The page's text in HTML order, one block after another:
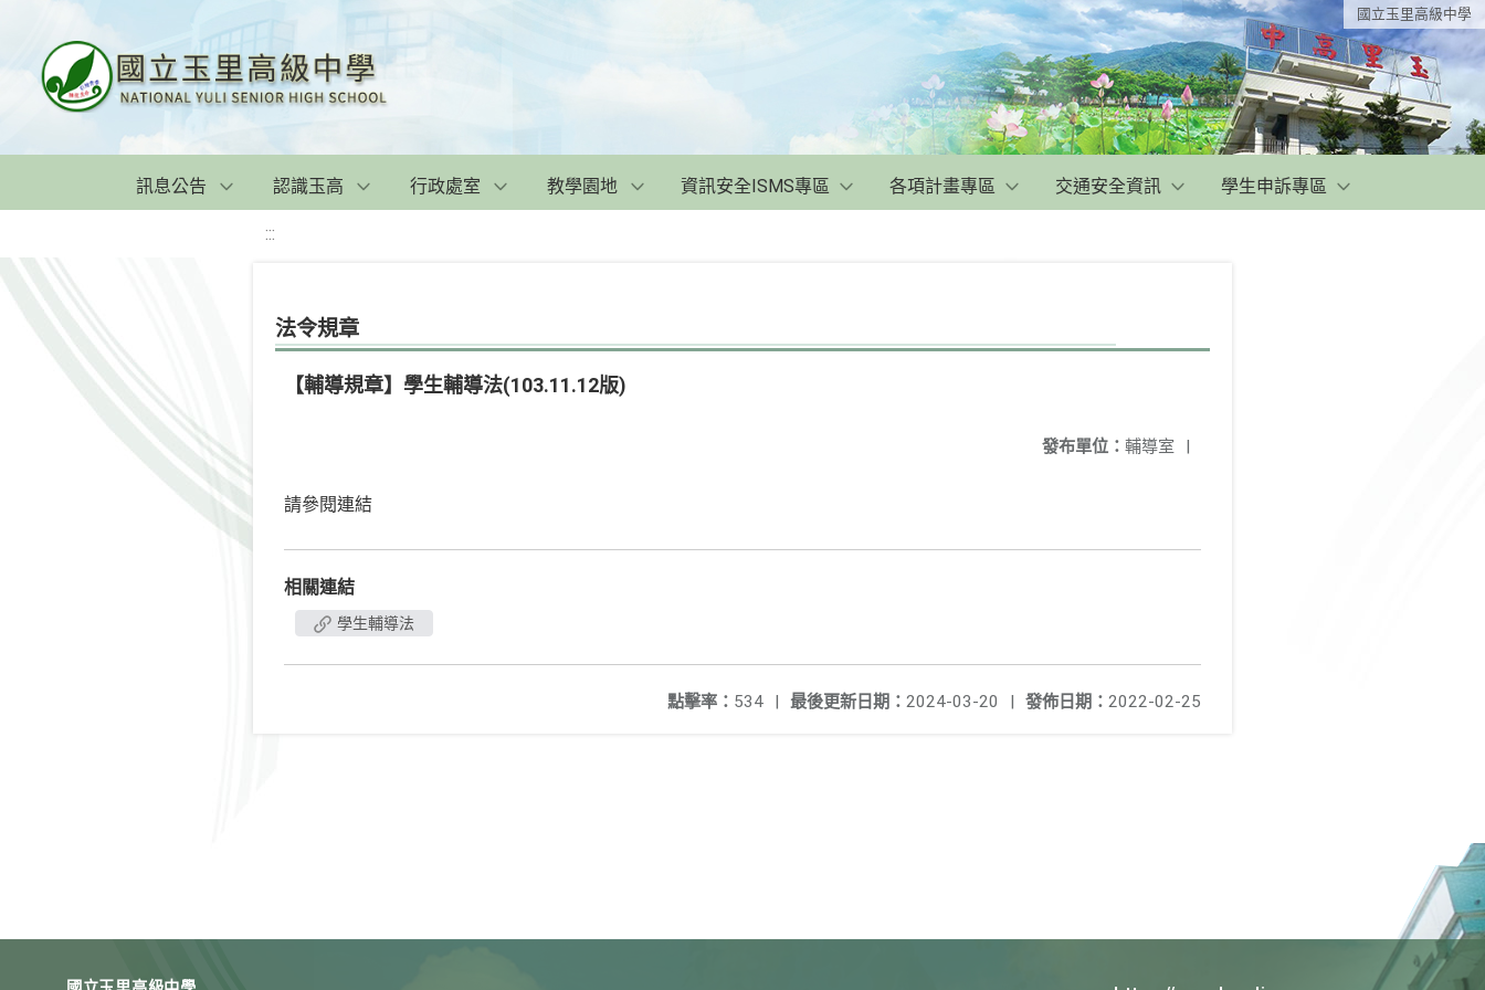
國立玉里高級中學
訊息公告 認識玉高 行政處室 教學園地 資訊安全ISMS專區 各項計畫專區 交通安全資訊 學生申訴專區
:::
法令規章
【輔導規章】學生輔導法(103.11.12版)
發布單位： 輔導室 |
請參閱連結
相關連結
學生輔導法
發佈日期： 2022-02-25
最後更新日期： 2024-03-20 |
點擊率： 534 |